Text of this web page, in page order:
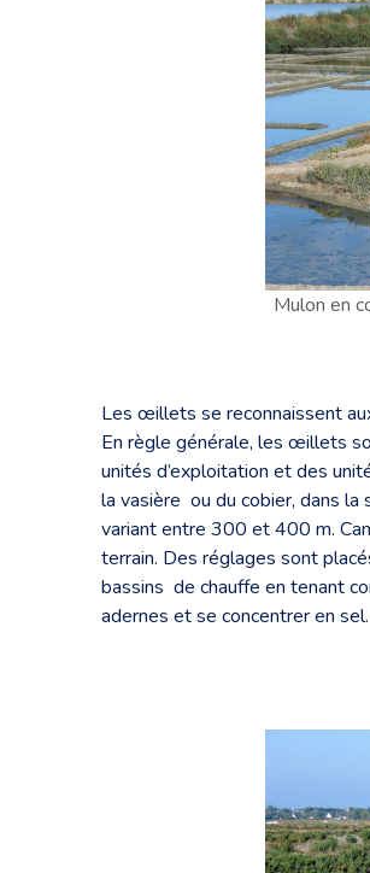
Mulon en
Les œillets se reconnaissent
En règle générale, les œillets
unités d’exploitation et des
la vasière ou du cobier, dans la
variant entre 300 et 400 m.
terrain. Des réglages sont
bassins de chauffe en tenant
adernes et se concentrer en